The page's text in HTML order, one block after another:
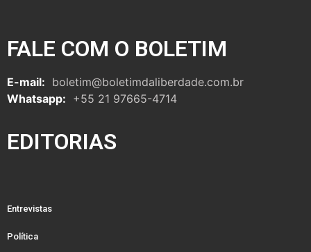
FALE COM O BOLETIM
E-mail: boletim@boletimdaliberdade.com.br
Whatsapp: +55 21 97665-4714
EDITORIAS
Entrevistas
Política